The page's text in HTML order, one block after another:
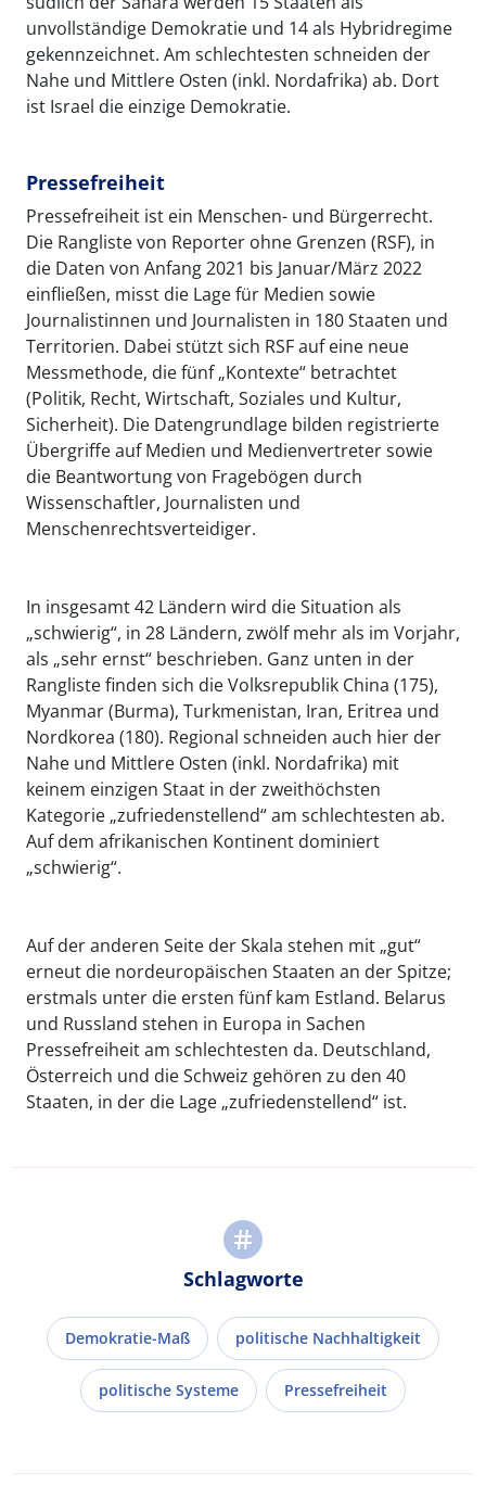
unvollständige Demokratie und 14 als Hybridregime
gekennzeichnet. Am schlechtesten schneiden der
Nahe und Mittlere Osten (inkl. Nordafrika) ab. Dort
ist Israel die einzige Demokratie.
Pressefreiheit
Pressefreiheit ist ein Menschen- und Bürgerrecht.
Die Rangliste von Reporter ohne Grenzen (RSF), in
die Daten von Anfang 2021 bis Januar/März 2022
einfließen, misst die Lage für Medien sowie
Journalistinnen und Journalisten in 180 Staaten und
Territorien. Dabei stützt sich RSF auf eine neue
Messmethode, die fünf „Kontexte“ betrachtet
(Politik, Recht, Wirtschaft, Soziales und Kultur,
Sicherheit). Die Datengrundlage bilden registrierte
Übergriffe auf Medien und Medienvertreter sowie
die Beantwortung von Fragebögen durch
Wissenschaftler, Journalisten und
Menschenrechtsverteidiger.
In insgesamt 42 Ländern wird die Situation als
„schwierig“, in 28 Ländern, zwölf mehr als im Vorjahr,
als „sehr ernst“ beschrieben. Ganz unten in der
Rangliste finden sich die Volksrepublik China (175),
Myanmar (Burma), Turkmenistan, Iran, Eritrea und
Nordkorea (180). Regional schneiden auch hier der
Nahe und Mittlere Osten (inkl. Nordafrika) mit
keinem einzigen Staat in der zweithöchsten
Kategorie „zufriedenstellend“ am schlechtesten ab.
Auf dem afrikanischen Kontinent dominiert
„schwierig“.
Auf der anderen Seite der Skala stehen mit „gut“
erneut die nordeuropäischen Staaten an der Spitze;
erstmals unter die ersten fünf kam Estland. Belarus
und Russland stehen in Europa in Sachen
Pressefreiheit am schlechtesten da. Deutschland,
Österreich und die Schweiz gehören zu den 40
Staaten, in der die Lage „zufriedenstellend“ ist.
Schlagworte
Demokratie-Maß politische Nachhaltigkeit
politische Systeme Pressefreiheit